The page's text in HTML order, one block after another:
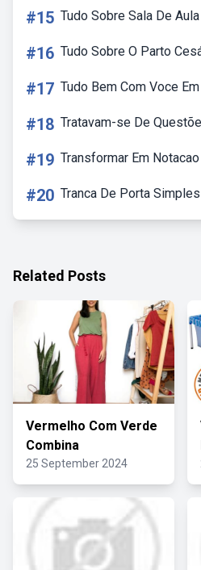
#15 Tudo Sobre Sala De
#16 Tudo Sobre O Parto
#17 Tudo Bem Com Voce
#18 Tratavam-se De
#19 Transformar Em
#20 Tranca De Porta Simples
Related Posts
Vermelho Com Verde
Combina
25 September 2024